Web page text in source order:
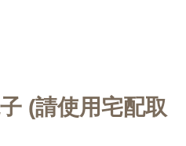
(請使用宅配取